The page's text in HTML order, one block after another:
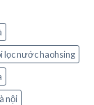
lọc nước haohsing
nội